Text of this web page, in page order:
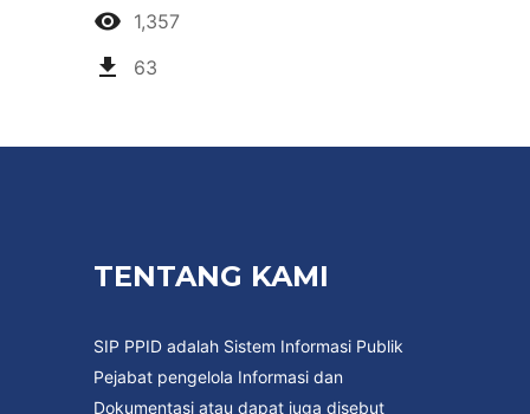
1,357
63
TENTANG KAMI
SIP PPID adalah Sistem Informasi Publik
Pejabat pengelola Informasi dan
Dokumentasi atau dapat juga disebut